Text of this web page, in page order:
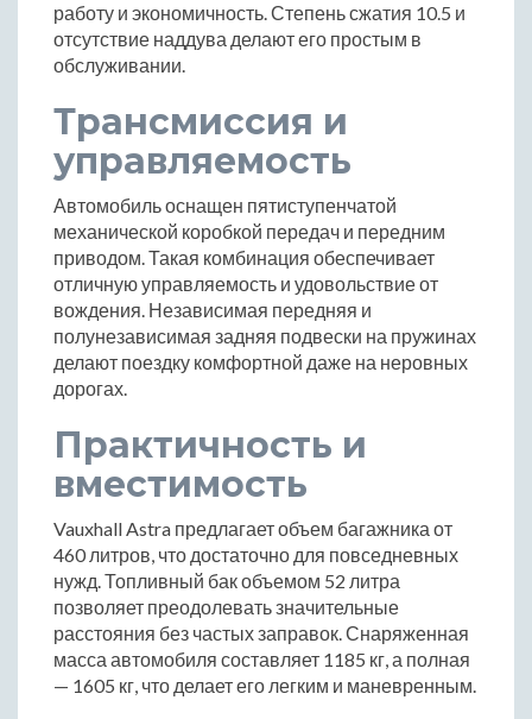
работу и экономичность. Степень сжатия 10.5 и
отсутствие наддува делают его простым в
обслуживании.
Трансмиссия и
управляемость
Автомобиль оснащен пятиступенчатой
механической коробкой передач и передним
приводом. Такая комбинация обеспечивает
отличную управляемость и удовольствие от
вождения. Независимая передняя и
полунезависимая задняя подвески на пружинах
делают поездку комфортной даже на неровных
дорогах.
Практичность и
вместимость
Vauxhall Astra предлагает объем багажника от
460 литров, что достаточно для повседневных
нужд. Топливный бак объемом 52 литра
позволяет преодолевать значительные
расстояния без частых заправок. Снаряженная
масса автомобиля составляет 1185 кг, а полная
— 1605 кг, что делает его легким и маневренным.